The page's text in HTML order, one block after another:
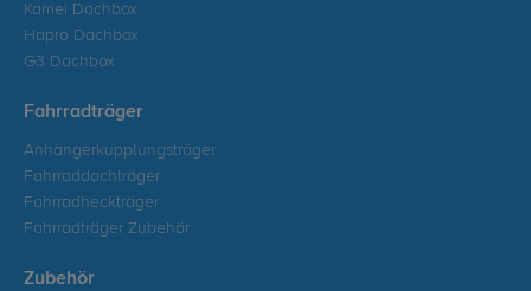
Kamei Dachbox
Hapro Dachbox
G3 Dachbox
Fahrradträger
Anhängerkupplungsträger
Fahrraddachträger
Fahrradheckträger
Fahrradträger Zubehör
Zubehör